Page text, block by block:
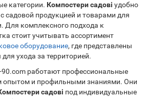
категории. Компостери садові удобно
садовой продукцией и товарами для
Для комплексного подхода к
стоит учитывать ассортимент
оборудование, где представлены
ухода за территорией.
90.com работают профессиональные
опытом и профильными знаниями. Они
садові под индивидуальные